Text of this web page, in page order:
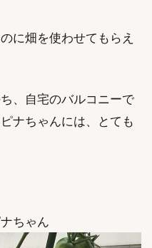
に畑を使わせてもらえ
、自宅のバルコニーで
ナちゃんには、とても
ちゃん